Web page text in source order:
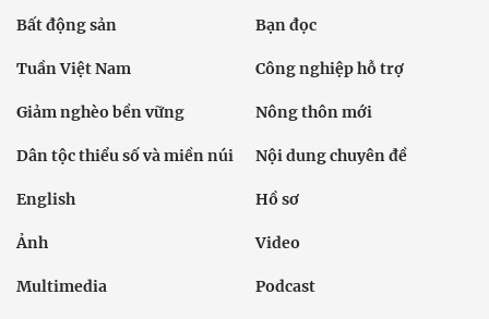
Bất động sản Bạn đọc
Tuần Việt Nam Công nghiệp hỗ trợ
Giảm nghèo bền vững Nông thôn mới
Dân tộc thiểu số và miền núi Nội dung chuyên đề
English Hồ sơ
Ảnh Video
Multimedia Podcast